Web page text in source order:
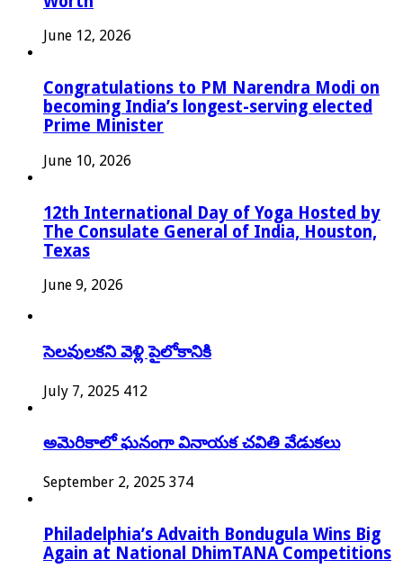
June 12, 2026
Congratulations to PM Narendra Modi on
becoming India’s longest-serving elected
Prime Minister
June 10, 2026
12th International Day of Yoga Hosted by
The Consulate General of India, Houston,
Texas
June 9, 2026
సెలవులకని వెళ్లి పైలోకానికి
July 7, 2025 412
అమెరికాలో ఘనంగా వినాయక చవితి వేడుకలు
September 2, 2025 374
Philadelphia’s Advaith Bondugula Wins Big
Again at National DhimTANA Competitions